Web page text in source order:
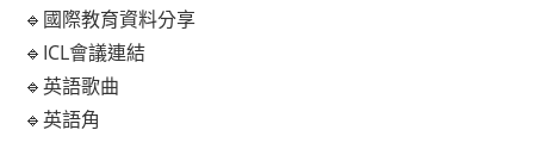
🔹國際教育資料分享
🔹ICL會議連結
🔹英語歌曲
🔹英語角